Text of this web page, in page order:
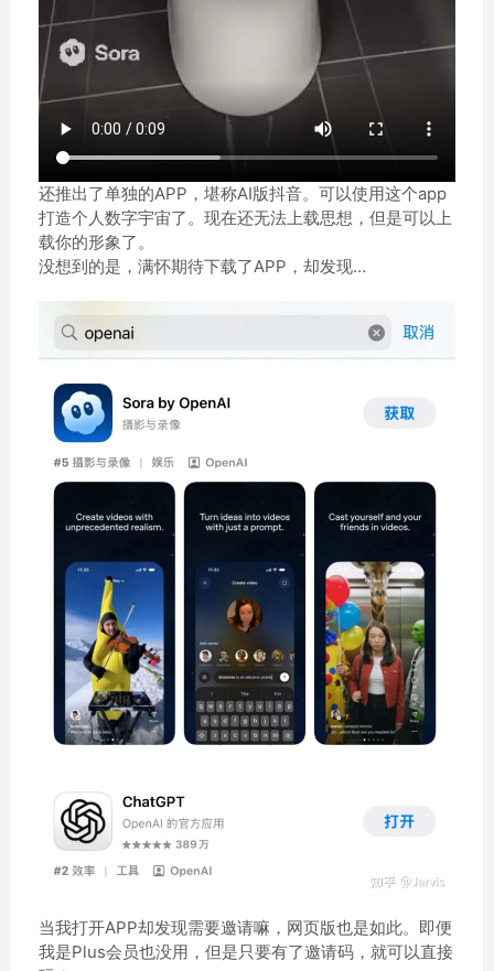
还推出了单独的APP，堪称AI版抖音。可以使用这个app
打造个人数字宇宙了。现在还无法上载思想，但是可以上
载你的形象了。
没想到的是，满怀期待下载了APP，却发现…
当我打开APP却发现需要邀请嘛，网页版也是如此。即便
我是Plus会员也没用，但是只要有了邀请码，就可以直接